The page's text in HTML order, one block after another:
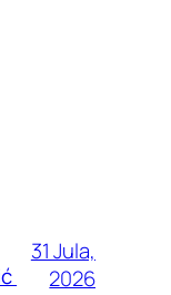
31 Jula,
2026